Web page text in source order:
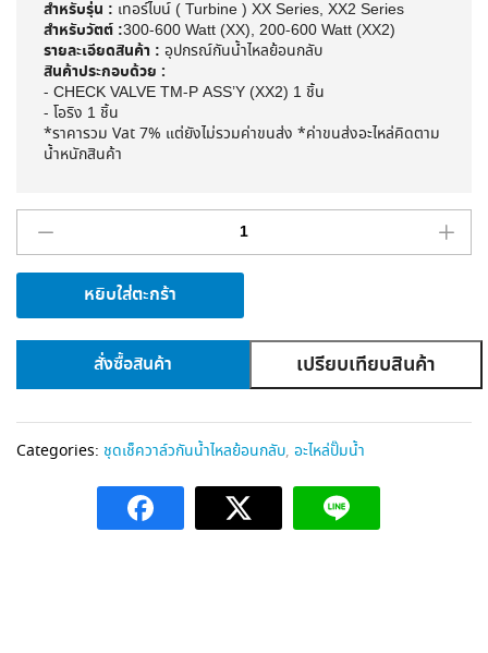
สำหรับรุ่น : เทอร์ไบน์ ( Turbine ) XX Series, XX2 Series
สำหรับวัตต์ :300-600 Watt (XX), 200-600 Watt (XX2)
รายละเอียดสินค้า : อุปกรณ์กันน้ำไหลย้อนกลับ
สินค้าประกอบด้วย :
- CHECK VALVE TM-P ASS’Y (XX2) 1 ชิ้น
- โอริง 1 ชิ้น
*ราคารวม Vat 7% แต่ยังไม่รวมค่าขนส่ง *ค่าขนส่งอะไหล่คิดตาม
น้ำหนักสินค้า
หยิบใส่ตะกร้า
สั่งซื้อสินค้า เปรียบเทียบสินค้า
l
tCategories: ชุดเช็ควาล์วกันน้ำไหลย้อนกลับ, อะไหล่ปั๊มน้ำ